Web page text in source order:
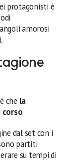
protagonisti è
amorosi
che la
corso.
dal set con i
partiti
su tempi di